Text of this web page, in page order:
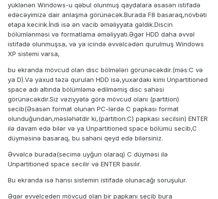
yüklənən Windows-u qəbul olunmuş qaydalara əsasən istifadə
edəcəyimizə dair anlaşma görünəcək.Burada F8 basaraq,növbəti
etapa kecirik.İndi isə ən vacib əməliyyata gəldik.Discin
bölümlənməsi və formatlama əməliyyatı.Əgər HDD daha əvvəl
istifadə olunmuşsa, və ya icində əvvəlcədən qurulmuş Windows
XP sistemi varsa,
bu ekranda mövcud olan disc bölmələri görünəcəkdir.(məs:C və
ya D).Və yaxud təzə qurulan HDD isə,yuxardakı kimi Unpartitioned
space adı altında bölümləmə edilməmiş disc sahəsi
görünəcəkdir.Siz vəziyyətə görə mövcud olanı (partition)
secib(Əsasən format olunan PC-lərdə C papkası format
olunduğundan,məsləhətdir ki,(partition:C) papkası secilsin) ENTER
ilə davam edə bilər və ya Unpartitioned space bölümü secib,C
düyməsinə basaraq, bu sahəni qeyd edə bilərsiniz.
Əvvəlcə burada(secimə uyğun olaraq) C düyməsi ilə
Unpartitioned space secilir və ENTER basılır.
Bu ekranda isə hansı sistemin istifadə olunacağı soruşulur.
Əgər evvelceden mövcud olan bir papkanı secib bura